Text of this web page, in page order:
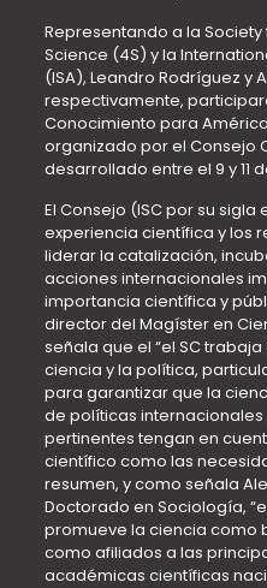
Representando a la
Science (4S) y la
(ISA), Leandro Rodríguez y
respectivamente,
Conocimiento para
organizado por el Consejo
desarrollado entre el 9 y 11
El Consejo (ISC por su sigla
experiencia científica y los
liderar la catalización,
acciones internacionales
importancia científica y
director del Magíster en
señala que el “eI SC
ciencia y la política,
para garantizar que la
de políticas internacionales
pertinentes tengan en
científico como las
resumen, y como señala
Doctorado en Sociología,
promueve la ciencia como
como afiliados a las
académicas científicas